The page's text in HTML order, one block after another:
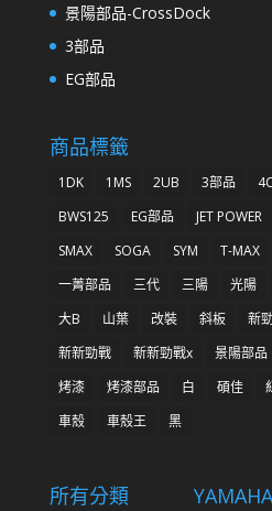
景陽部品-CrossDock
3部品
EG部品
商品標籤
1DK 1MS 2UB 3部品
BWS125
EG部品 JET POWER
SMAX
SOGA SYM T-MAX
一菁部品
三代 三陽 光陽
大B
山葉 改裝 斜板 新
新新勁戰
新新勁戰x 景陽部品
烤漆
烤漆部品 白 碩佳
車殼
車殼王 黑
所有分類 YAMAHA